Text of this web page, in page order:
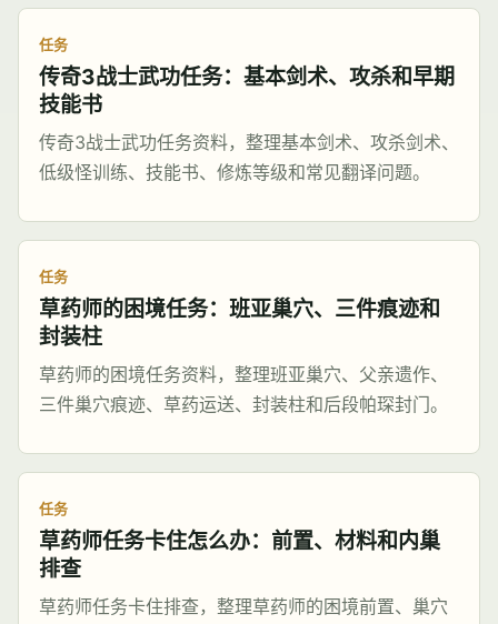
任务
传奇3战士武功任务：基本剑术、攻杀和早期
技能书
传奇3战士武功任务资料，整理基本剑术、攻杀剑术、
低级怪训练、技能书、修炼等级和常见翻译问题。
任务
草药师的困境任务：班亚巢穴、三件痕迹和
封装柱
草药师的困境任务资料，整理班亚巢穴、父亲遗作、
三件巢穴痕迹、草药运送、封装柱和后段帕琛封门。
任务
草药师任务卡住怎么办：前置、材料和内巢
排查
草药师任务卡住排查，整理草药师的困境前置、巢穴